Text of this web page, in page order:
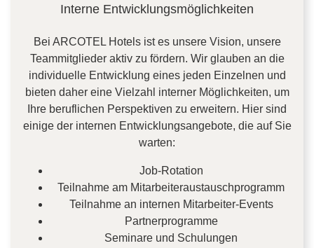
Interne Entwicklungsmöglichkeiten
Bei ARCOTEL Hotels ist es unsere Vision, unsere
Teammitglieder aktiv zu fördern. Wir glauben an die
individuelle Entwicklung eines jeden Einzelnen und
bieten daher eine Vielzahl interner Möglichkeiten, um
Ihre beruflichen Perspektiven zu erweitern. Hier sind
einige der internen Entwicklungsangebote, die auf Sie
warten:
Job-Rotation
Teilnahme am Mitarbeiteraustauschprogramm
Teilnahme an internen Mitarbeiter-Events
Partnerprogramme
Seminare und Schulungen